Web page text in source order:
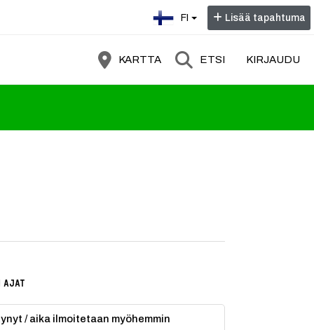
FI Lisää tapahtuma
KARTTA ETSI KIRJAUDU
AJAT
/ aika ilmoitetaan myöhemmin